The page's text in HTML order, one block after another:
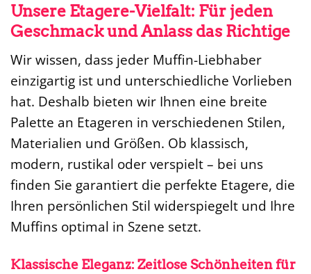
Unsere Etagere-Vielfalt: Für jeden
Geschmack und Anlass das Richtige
Wir wissen, dass jeder Muffin-Liebhaber
einzigartig ist und unterschiedliche Vorlieben
hat. Deshalb bieten wir Ihnen eine breite
Palette an Etageren in verschiedenen Stilen,
Materialien und Größen. Ob klassisch,
modern, rustikal oder verspielt – bei uns
finden Sie garantiert die perfekte Etagere, die
Ihren persönlichen Stil widerspiegelt und Ihre
Muffins optimal in Szene setzt.
Klassische Eleganz: Zeitlose Schönheiten für